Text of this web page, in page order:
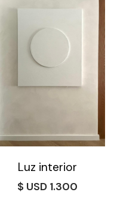
Luz interior
$ 1.300